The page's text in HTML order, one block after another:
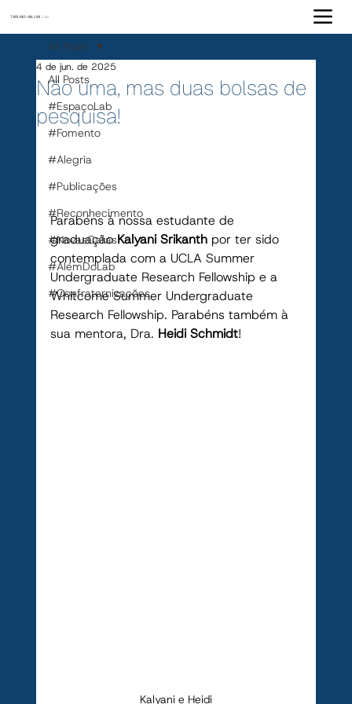
TARLING-VALLIM Lab
All Posts
#EspaçoLab
#Fomento
#Alegria
#Publicações
#Reconhecimento
#NovasCaras
#AlémDoLab
#Confraternizações
All Posts
Não uma, mas duas bolsas de
pesquisa!
4 de jun. de 2025
Parabéns à nossa estudante de
graduação Kalyani Srikanth por ter sido
contemplada com a UCLA Summer
Undergraduate Research Fellowship e a
Whitcome Summer Undergraduate
Research Fellowship. Parabéns também à
sua mentora, Dra. Heidi Schmidt!
Kalyani e Heidi